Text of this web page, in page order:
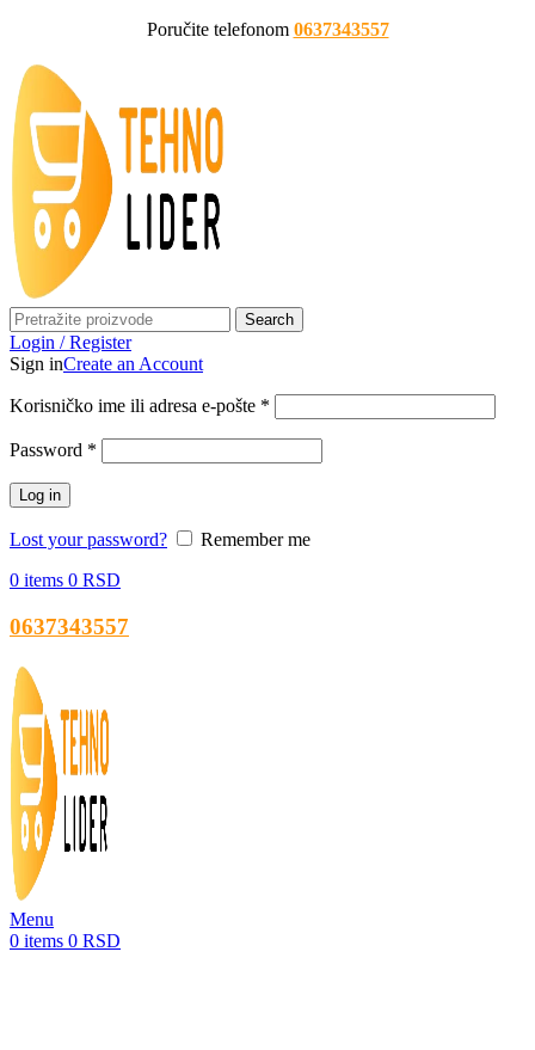
Poručite telefonom 0637343557
Search
Login / Register
Sign inCreate an Account
Korisničko ime ili adresa e-pošte *
Password *
Log in
Lost your password?
Remember me
0 items 0 RSD
0637343557
Menu
0 items 0 RSD